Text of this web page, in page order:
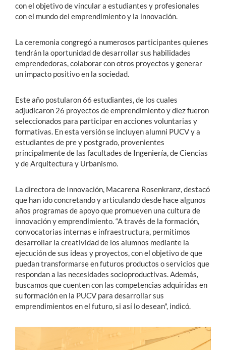
con el objetivo de vincular a estudiantes y profesionales
con el mundo del emprendimiento y la innovación.
La ceremonia congregó a numerosos participantes quienes
tendrán la oportunidad de desarrollar sus habilidades
emprendedoras, colaborar con otros proyectos y generar
un impacto positivo en la sociedad.
Este año postularon 66 estudiantes, de los cuales
adjudicaron 26 proyectos de emprendimiento y diez fueron
seleccionados para participar en acciones voluntarias y
formativas. En esta versión se incluyen alumni PUCV y a
estudiantes de pre y postgrado, provenientes
principalmente de las facultades de Ingeniería, de Ciencias
y de Arquitectura y Urbanismo.
La directora de Innovación, Macarena Rosenkranz, destacó
que han ido concretando y articulando desde hace algunos
años programas de apoyo que promueven una cultura de
innovación y emprendimiento. “A través de la formación,
convocatorias internas e infraestructura, permitimos
desarrollar la creatividad de los alumnos mediante la
ejecución de sus ideas y proyectos, con el objetivo de que
puedan transformarse en futuros productos o servicios que
respondan a las necesidades socioproductivas. Además,
buscamos que cuenten con las competencias adquiridas en
su formación en la PUCV para desarrollar sus
emprendimientos en el futuro, si así lo desean", indicó.